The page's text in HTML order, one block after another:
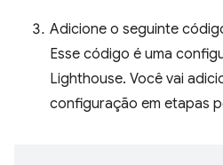
Adicione o seguinte
Esse código é uma
Lighthouse. Você vai
configuração em etapas